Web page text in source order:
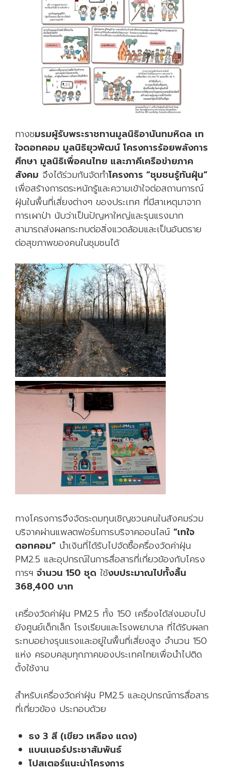
ทางชมรมผู้รับพระราชทานมูลนิธิอานันทมหิดล เท
ใจดอทคอม มูลนิธิยุวพัฒน์ โครงการร้อยพลังการ
ศึกษา มูลนิธิเพื่อคนไทย และภาคีเครือข่ายภาค
สังคม จึงได้ร่วมกันจัดทำโครงการ “ชุมชนรู้ทันฝุ่น”
เพื่อสร้างการตระหนักรู้และความเข้าใจต่อสถานการณ์
ฝุ่นในพื้นที่เสี่ยงต่างๆ ของประเทศ ที่มีสาเหตุมาจาก
การเผาป่า นับว่าเป็นปัญหาใหญ่และรุนแรงมาก
สามารถส่งผลกระทบต่อสิ่งแวดล้อมและเป็นอันตราย
ต่อสุขภาพของคนในชุมชนได้
ทางโครงการจึงจัดระดมทุนเชิญชวนคนในสังคมร่วม
บริจาคผ่านแพลตฟอร์มการบริจาคออนไลน์ “เทใจ
ดอทคอม” นำเงินที่ได้รับไปจัดซื้อครื่องวัดค่าฝุ่น
PM2.5 และอุปกรณ์ในการสื่อสารที่เกี่ยวข้องกับโครง
การฯ จำนวน 150 ชุด ใช้งบประมาณไปทั้งสิ้น
368,400 บาท
เครื่องวัดค่าฝุ่น PM2.5 ทั้ง 150 เครื่องได้ส่งมอบไป
ยังศูนย์เด็กเล็ก โรงเรียนและโรงพยาบาล ที่ได้รับผลก
ระทบอย่างรุนแรงและอยู่ในพื้นที่เสี่ยงสูง จำนวน 150
แห่ง ครอบคลุมทุกภาคของประเทศไทยเพื่อนำไปติด
ตั้งใช้งาน
สำหรับเครื่องวัดค่าฝุ่น PM2.5 และอุปกรณ์การสื่อสาร
ที่เกี่ยวข้อง ประกอบด้วย
ธง 3 สี (เขียว เหลือง แดง)
แบนเนอร์ประชาสัมพันธ์
โปสเตอร์แนะนำโครงการ